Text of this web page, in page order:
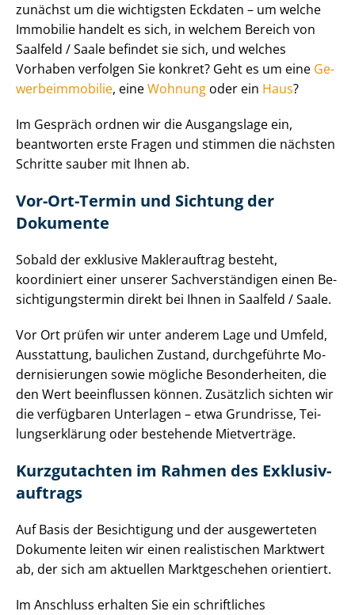
zunächst um die wichtigsten Eckdaten – um welche
Immobilie handelt es sich, in welchem Bereich von
Saalfeld / Saale befindet sie sich, und welches
Vorhaben verfolgen Sie konkret? Geht es um eine Ge­
wer­be­im­mo­bi­lie, eineWohnung oder ein Haus?
Im Gespräch ordnen wir die Ausgangslage ein,
beantworten erste Fragen und stimmen die nächsten
Schritte sauber mit Ihnen ab.
Vor-Ort-Termin und Sichtung der
Dokumente
Sobald der exklusive Maklerauftrag besteht,
koordiniert einer unserer Sach­ver­stän­di­gen einen Be­
sich­ti­gungs­ter­min direkt bei Ihnen in Saalfeld / Saale.
Vor Ort prüfen wir unter anderem Lage und Umfeld,
Ausstattung, baulichen Zustand, durchgeführte Mo­
der­ni­sie­run­gen sowie mögliche Besonderheiten, die
den Wert beeinflussen können. Zusätzlich sichten wir
die verfügbaren Unterlagen – etwa Grundrisse, Tei­
lungs­er­klä­rung oder bestehende Mietverträge.
Kurzgutachten im Rahmen des Ex­klu­siv­
auf­trags
Auf Basis der Besichtigung und der ausgewerteten
Dokumente leiten wir einen realistischen Marktwert
ab, der sich am aktuellen Marktgeschehen orientiert.
Im Anschluss erhalten Sie ein schriftliches